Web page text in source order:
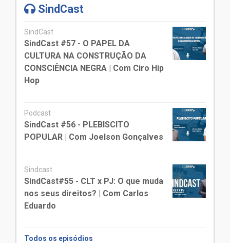
SindCast
SindCast
SindCast #57 - O PAPEL DA
CULTURA NA CONSTRUÇÃO DA
CONSCIÊNCIA NEGRA | Com Ciro Hip
Hop
Podcast
SindCast #56 - PLEBISCITO
POPULAR | Com Joelson Gonçalves
Sindcast
SindCast#55 - CLT x PJ: O que muda
nos seus direitos? | Com Carlos
Eduardo
Todos os episódios